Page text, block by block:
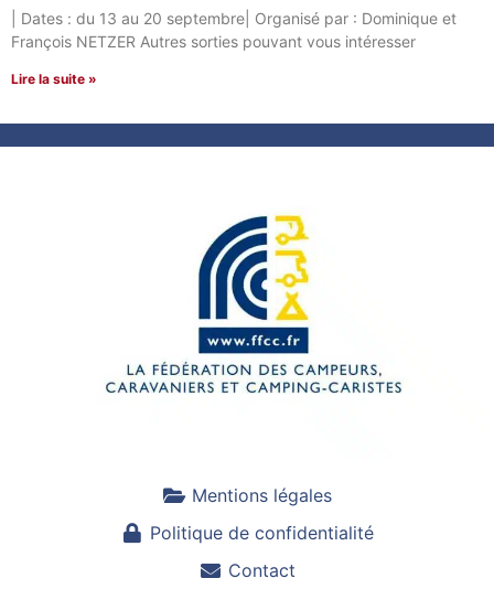
| Dates : du 13 au 20 septembre| Organisé par : Dominique et
François NETZER Autres sorties pouvant vous intéresser
Lire la suite »
Mentions légales
Politique de confidentialité
Contact